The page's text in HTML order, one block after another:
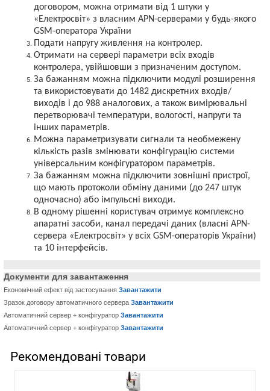
договором, можна отримати від 1 штуки у
«Електросвіт» з власним APN-серверами у будь-якого
GSM-оператора України
одати напругу живлення на контролер.
Отримати на сервері параметри всіх входів
контролера, увійшовши з призначеним доступом.
За бажанням можна підключити модулі розширення
та використовувати до 1482 дискретних входів/
виходів і до 988 аналогових, а також вимірювальні
перетворювачі температури, вологості, напруги та
інших параметрів.
Можна параметризувати сигнали та необмежену
кількість разів змінювати конфігурацію системи
універсальним конфігуратором параметрів.
За бажанням можна підключити зовнішні пристрої,
що мають протоколи обміну даними (до 247 штук
одночасно) або імпульсні виходи.
В одному рішенні користувач отримує комплексно
апаратні засоби, канал передачі даних (власні APN-
сервера «Електросвіт» у всіх GSM-операторів України)
та 10 інтерфейсів.
Документи для завантаження
Економічний ефект від застосування Завантажити
Зразок договору автоматичного сервера Завантажити
Автоматичний сервер + конфігуратор Завантажити
Автоматичний сервер + конфігуратор Завантажити
Рекомендовані товари